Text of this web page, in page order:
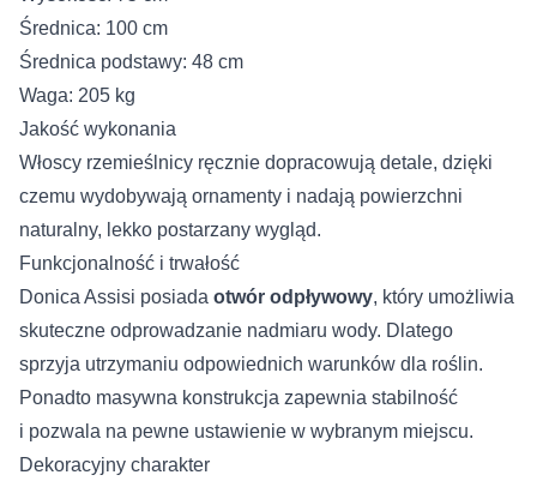
Średnica: 100 cm
Średnica podstawy: 48 cm
Waga: 205 kg
Jakość wykonania
Włoscy rzemieślnicy ręcznie dopracowują detale, dzięki
czemu wydobywają ornamenty i nadają powierzchni
naturalny, lekko postarzany wygląd.
Funkcjonalność i trwałość
Donica Assisi posiada otwór odpływowy, który umożliwia
skuteczne odprowadzanie nadmiaru wody. Dlatego
sprzyja utrzymaniu odpowiednich warunków dla roślin.
Ponadto masywna konstrukcja zapewnia stabilność
i pozwala na pewne ustawienie w wybranym miejscu.
Dekoracyjny charakter